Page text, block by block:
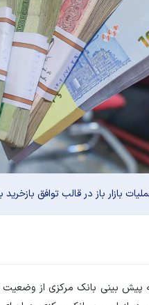
در قالب توافق بازخرید به مبلغ ۱۳۰۰.۰ هزار میلیارد ریال
پیش بینی بانک مرکزی از وضعیت